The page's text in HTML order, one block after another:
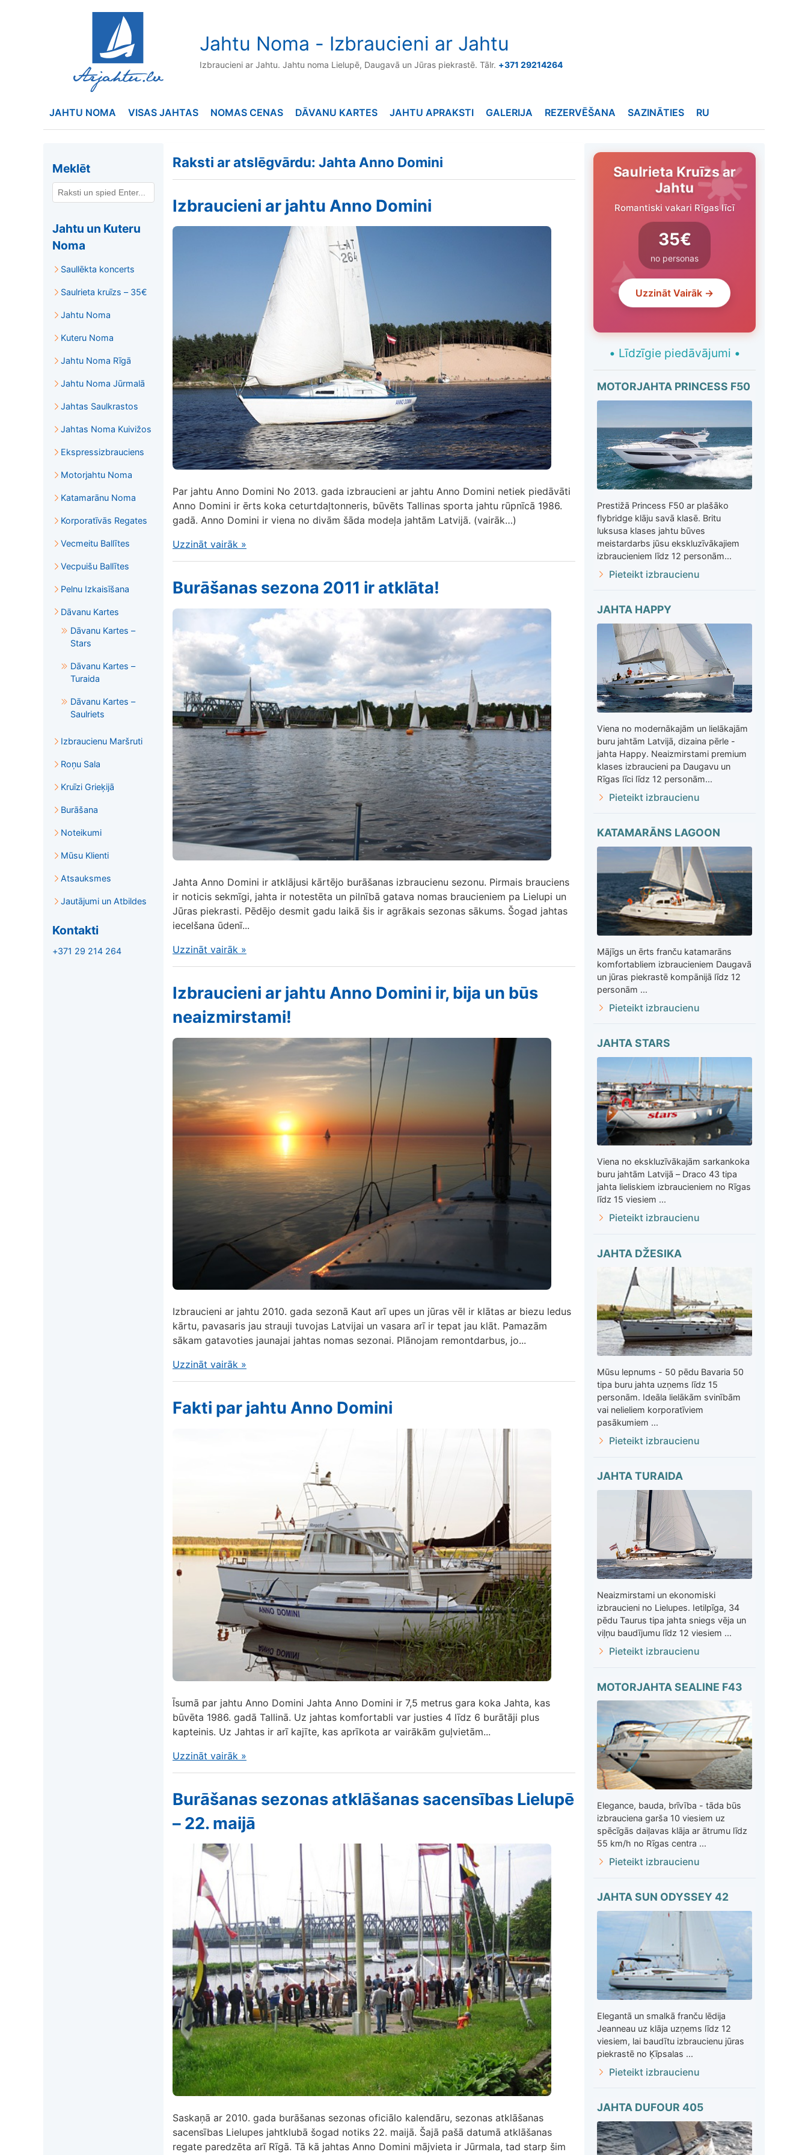
Jahtu Noma - Izbraucieni ar Jahtu
Izbraucieni ar Jahtu. Jahtu noma Lielupē, Daugavā un Jūras piekrastē. Tālr. +371 29214264
JAHTU NOMA VISAS JAHTAS NOMAS CENAS DĀVANU KARTES JAHTU APRAKSTI GALERIJA REZERVĒŠANA SAZINĀTIES RU
Meklēt
Jahtu un Kuteru
Noma
Saullēkta koncerts
Saulrieta kruīzs – 35€
Jahtu Noma
Kuteru Noma
Jahtu Noma Rīgā
Jahtu Noma Jūrmalā
Jahtas Saulkrastos
Jahtas Noma Kuivižos
Ekspressizbrauciens
Motorjahtu Noma
Katamarānu Noma
Korporatīvās Regates
Vecmeitu Ballītes
Vecpuišu Ballītes
Pelnu Izkaisīšana
Dāvanu Kartes
Dāvanu Kartes –
Stars
Dāvanu Kartes –
Turaida
Dāvanu Kartes –
Saulriets
Izbraucienu Maršruti
Roņu Sala
Kruīzi Grieķijā
Burāšana
Noteikumi
Mūsu Klienti
Atsauksmes
Jautājumi un Atbildes
Kontakti
+371 29 214 264
Raksti ar atslēgvārdu: Jahta Anno Domini
Izbraucieni ar jahtu Anno Domini
Par jahtu Anno Domini No 2013. gada izbraucieni ar jahtu Anno Domini netiek piedāvāti
Anno Domini ir ērts koka ceturtdaļtonneris, būvēts Tallinas sporta jahtu rūpnīcā 1986.
gadā. Anno Domini ir viena no divām šāda modeļa jahtām Latvijā. (vairāk…)
Uzzināt vairāk »
Burāšanas sezona 2011 ir atklāta!
Jahta Anno Domini ir atklājusi kārtējo burāšanas izbraucienu sezonu. Pirmais brauciens
ir noticis sekmīgi, jahta ir notestēta un pilnībā gatava nomas braucieniem pa Lielupi un
Jūras piekrasti. Pēdējo desmit gadu laikā šis ir agrākais sezonas sākums. Šogad jahtas
iecelšana ūdenī...
Uzzināt vairāk »
Izbraucieni ar jahtu Anno Domini ir, bija un būs
neaizmirstami!
Izbraucieni ar jahtu 2010. gada sezonā Kaut arī upes un jūras vēl ir klātas ar biezu ledus
kārtu, pavasaris jau strauji tuvojas Latvijai un vasara arī ir tepat jau klāt. Pamazām
sākam gatavoties jaunajai jahtas nomas sezonai. Plānojam remontdarbus, jo...
Uzzināt vairāk »
Fakti par jahtu Anno Domini
Īsumā par jahtu Anno Domini Jahta Anno Domini ir 7,5 metrus gara koka Jahta, kas
būvēta 1986. gadā Tallinā. Uz jahtas komfortabli var justies 4 līdz 6 burātāji plus
kapteinis. Uz Jahtas ir arī kajīte, kas aprīkota ar vairākām guļvietām...
Uzzināt vairāk »
Burāšanas sezonas atklāšanas sacensības Lielupē
– 22. maijā
Saskaņā ar 2010. gada burāšanas sezonas oficiālo kalendāru, sezonas atklāšanas
sacensības Lielupes jahtklubā šogad notiks 22. maijā. Šajā pašā datumā atklāšanas
regate paredzēta arī Rīgā. Tā kā jahtas Anno Domini mājvieta ir Jūrmala, tad starp šim
Saulrieta Kruīzs ar
Jahtu
Romantiski vakari Rīgas līcī
35€
no personas
Uzzināt Vairāk →
• Līdzīgie piedāvājumi •
MOTORJAHTA PRINCESS F50
Prestižā Princess F50 ar plašāko
flybridge klāju savā klasē. Britu
luksusa klases jahtu būves
meistardarbs jūsu ekskluzīvākajiem
izbraucieniem līdz 12 personām...
Pieteikt izbraucienu
JAHTA HAPPY
Viena no modernākajām un lielākajām
buru jahtām Latvijā, dizaina pērle -
jahta Happy. Neaizmirstami premium
klases izbraucieni pa Daugavu un
Rīgas līci līdz 12 personām...
Pieteikt izbraucienu
KATAMARĀNS LAGOON
Mājīgs un ērts franču katamarāns
komfortabliem izbraucieniem Daugavā
un jūras piekrastē kompānijā līdz 12
personām ...
Pieteikt izbraucienu
JAHTA STARS
Viena no ekskluzīvākajām sarkankoka
buru jahtām Latvijā – Draco 43 tipa
jahta lieliskiem izbraucieniem no Rīgas
līdz 15 viesiem ...
Pieteikt izbraucienu
JAHTA DŽESIKA
Mūsu lepnums - 50 pēdu Bavaria 50
tipa buru jahta uzņems līdz 15
personām. Ideāla lielākām svinībām
vai nelieliem korporatīviem
pasākumiem ...
Pieteikt izbraucienu
JAHTA TURAIDA
Neaizmirstami un ekonomiski
izbraucieni no Lielupes. Ietilpīga, 34
pēdu Taurus tipa jahta sniegs vēja un
viļņu baudījumu līdz 12 viesiem ...
Pieteikt izbraucienu
MOTORJAHTA SEALINE F43
Elegance, bauda, brīvība - tāda būs
izbrauciena garša 10 viesiem uz
spēcīgās daiļavas klāja ar ātrumu līdz
55 km/h no Rīgas centra ...
Pieteikt izbraucienu
JAHTA SUN ODYSSEY 42
Elegantā un smalkā franču lēdija
Jeanneau uz klāja uzņems līdz 12
viesiem, lai baudītu izbraucienu jūras
piekrastē no Ķīpsalas ...
Pieteikt izbraucienu
JAHTA DUFOUR 405